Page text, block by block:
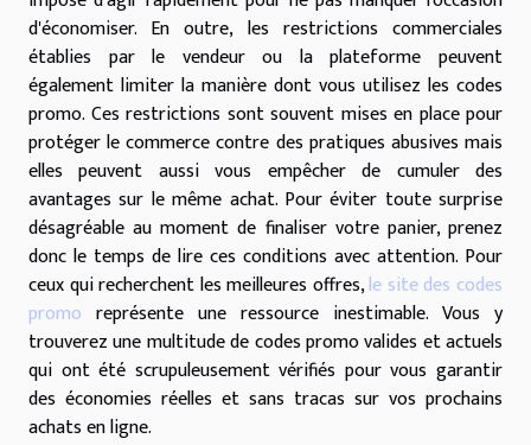
d'économiser. En outre, les restrictions commerciales
établies par le vendeur ou la plateforme peuvent
également limiter la manière dont vous utilisez les codes
promo. Ces restrictions sont souvent mises en place pour
protéger le commerce contre des pratiques abusives mais
elles peuvent aussi vous empêcher de cumuler des
avantages sur le même achat. Pour éviter toute surprise
désagréable au moment de finaliser votre panier, prenez
donc le temps de lire ces conditions avec attention. Pour
ceux qui recherchent les meilleures offres,le site des codes
promo représente une ressource inestimable. Vous y
trouverez une multitude de codes promo valides et actuels
qui ont été scrupuleusement vérifiés pour vous garantir
des économies réelles et sans tracas sur vos prochains
achats en ligne.